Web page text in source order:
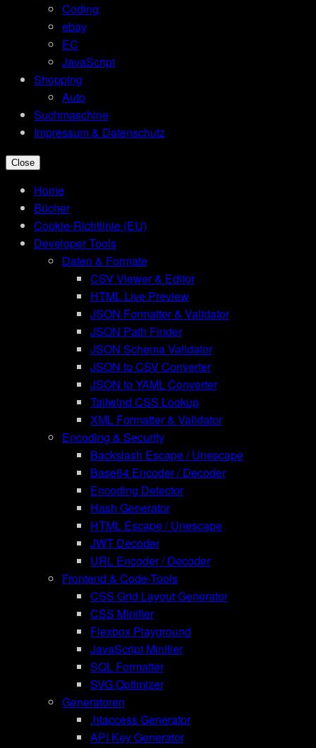
Coding
ebay
EC
JavaScript
Shopping
Auto
Suchmaschine
Impressum & Datenschutz
Close
Home
Bücher
Cookie-Richtlinie (EU)
Developer Tools
Daten & Formate
CSV Viewer & Editor
HTML Live Preview
JSON Formatter & Validator
JSON Path Finder
JSON Schema Validator
JSON to CSV Converter
JSON to YAML Converter
Tailwind CSS Lookup
XML Formatter & Validator
Encoding & Security
Backslash Escape / Unescape
Base64 Encoder / Decoder
Encoding Detector
Hash Generator
HTML Escape / Unescape
JWT Decoder
URL Encoder / Decoder
Frontend & Code-Tools
CSS Grid Layout Generator
CSS Minifier
Flexbox Playground
JavaScript Minifier
SQL Formatter
SVG Optimizer
Generatoren
.htaccess Generator
API Key Generator